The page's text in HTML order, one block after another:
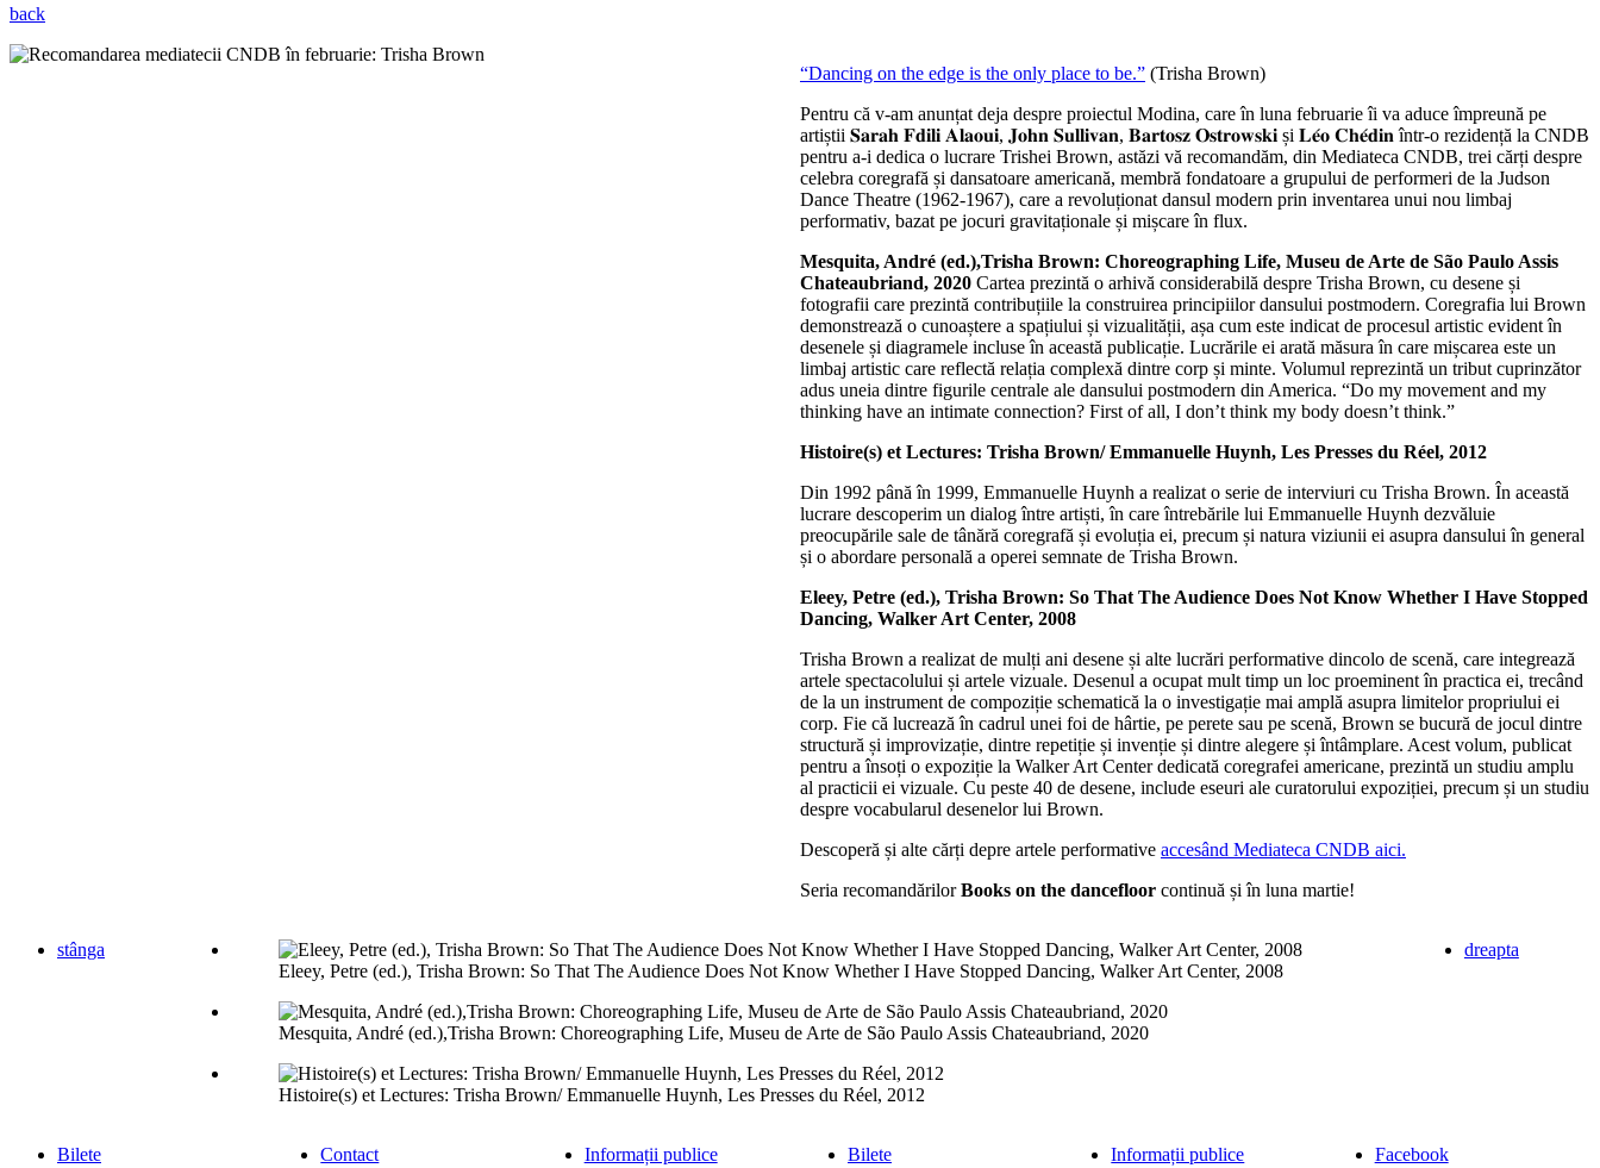
back
“Dancing on the edge is the only place to be.” (Trisha Brown)
Pentru că v-am anunțat deja despre proiectul Modina, care în luna februarie îi va aduce împreună pe
artiștii 𝐒𝐚𝐫𝐚𝐡 𝐅𝐝𝐢𝐥𝐢 𝐀𝐥𝐚𝐨𝐮𝐢, 𝐉𝐨𝐡𝐧 𝐒𝐮𝐥𝐥𝐢𝐯𝐚𝐧, 𝐁𝐚𝐫𝐭𝐨𝐬𝐳 𝐎𝐬𝐭𝐫𝐨𝐰𝐬𝐤𝐢 și 𝐋𝐞́𝐨 𝐂𝐡𝐞́𝐝𝐢𝐧 într-o rezidență la CNDB
pentru a-i dedica o lucrare Trishei Brown, astăzi vă recomandăm, din Mediateca CNDB, trei cărți despre
celebra coregrafă și dansatoare americană, membră fondatoare a grupului de performeri de la Judson
Dance Theatre (1962-1967), care a revoluționat dansul modern prin inventarea unui nou limbaj
performativ, bazat pe jocuri gravitaționale și mișcare în flux.
Mesquita, André (ed.),Trisha Brown: Choreographing Life, Museu de Arte de São Paulo Assis
Chateaubriand, 2020 Cartea prezintă o arhivă considerabilă despre Trisha Brown, cu desene și
fotografii care prezintă contribuțiile la construirea principiilor dansului postmodern. Coregrafia lui Brown
demonstrează o cunoaștere a spațiului și vizualității, așa cum este indicat de procesul artistic evident în
desenele și diagramele incluse în această publicație. Lucrările ei arată măsura în care mișcarea este un
limbaj artistic care reflectă relația complexă dintre corp și minte. Volumul reprezintă un tribut cuprinzător
adus uneia dintre figurile centrale ale dansului postmodern din America. “Do my movement and my
thinking have an intimate connection? First of all, I don’t think my body doesn’t think.”
Histoire(s) et Lectures: Trisha Brown/ Emmanuelle Huynh, Les Presses du Réel, 2012
Din 1992 până în 1999, Emmanuelle Huynh a realizat o serie de interviuri cu Trisha Brown. În această
lucrare descoperim un dialog între artiști, în care întrebările lui Emmanuelle Huynh dezvăluie
preocupările sale de tânără coregrafă și evoluția ei, precum și natura viziunii ei asupra dansului în general
și o abordare personală a operei semnate de Trisha Brown.
Eleey, Petre (ed.), Trisha Brown: So That The Audience Does Not Know Whether I Have Stopped
Dancing, Walker Art Center, 2008
Trisha Brown a realizat de mulți ani desene și alte lucrări performative dincolo de scenă, care integrează
artele spectacolului și artele vizuale. Desenul a ocupat mult timp un loc proeminent în practica ei, trecând
de la un instrument de compoziție schematică la o investigație mai amplă asupra limitelor propriului ei
corp. Fie că lucrează în cadrul unei foi de hârtie, pe perete sau pe scenă, Brown se bucură de jocul dintre
structură și improvizație, dintre repetiție și invenție și dintre alegere și întâmplare. Acest volum, publicat
pentru a însoți o expoziție la Walker Art Center dedicată coregrafei americane, prezintă un studiu amplu
al practicii ei vizuale. Cu peste 40 de desene, include eseuri ale curatorului expoziției, precum și un studiu
despre vocabularul desenelor lui Brown.
Descoperă și alte cărți depre artele performative accesând Mediateca CNDB aici.
Seria recomandărilorBooks on the dancefloor continuă și în luna martie!
stânga
Eleey, Petre (ed.), Trisha Brown: So That The Audience Does Not Know Whether I Have Stopped Dancing, Walker Art Center, 2008
Mesquita, André (ed.),Trisha Brown: Choreographing Life, Museu de Arte de São Paulo Assis Chateaubriand, 2020
Histoire(s) et Lectures: Trisha Brown/ Emmanuelle Huynh, Les Presses du Réel, 2012
dreapta
Bilete
Contact
Informații publice
Bilete
Informații publice
Facebook